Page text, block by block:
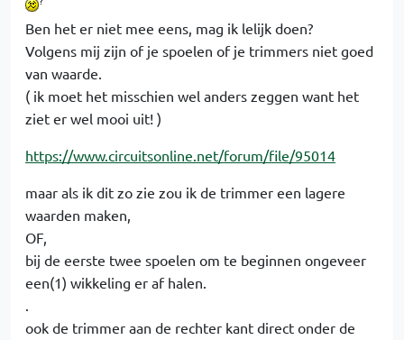
Ben het er niet mee eens, mag ik lelijk doen?
Volgens mij zijn of je spoelen of je trimmers niet goed
van waarde.
( ik moet het misschien wel anders zeggen want het
ziet er wel mooi uit! )
https://www.circuitsonline.net/forum/file/95014
maar als ik dit zo zie zou ik de trimmer een lagere
waarden maken,
OF,
bij de eerste twee spoelen om te beginnen ongeveer
een(1) wikkeling er af halen.
.
ook de trimmer aan de rechter kant direct onder de